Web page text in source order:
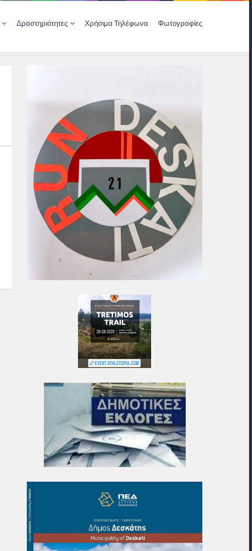
Δραστηριότητες Χρήσιμα Τηλέφωνα Φωτογραφίες